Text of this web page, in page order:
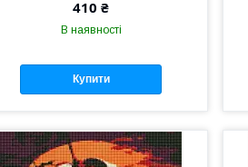
410 ₴
В наявності
Купити